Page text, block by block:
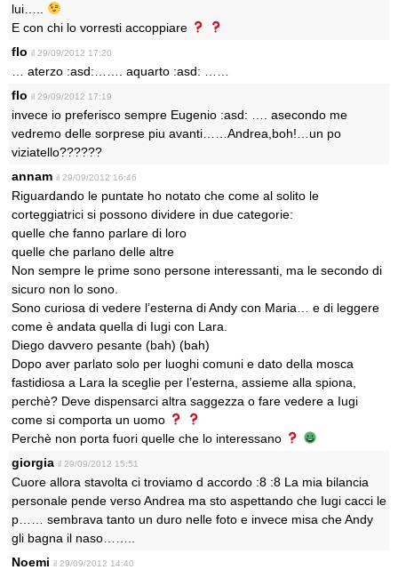
lui…..
E con chi lo vorresti accoppiare
flo il 29/09/2012 17:20
… aterzo :asd:……. aquarto :asd: ……
flo il 29/09/2012 17:19
invece io preferisco sempre Eugenio :asd: …. asecondo me
vedremo delle sorprese piu avanti……Andrea,boh!…un po
viziatello??????
annam il 29/09/2012 16:46
Riguardando le puntate ho notato che come al solito le
corteggiatrici si possono dividere in due categorie:
quelle che fanno parlare di loro
quelle che parlano delle altre
Non sempre le prime sono persone interessanti, ma le secondo di
sicuro non lo sono.
Sono curiosa di vedere l’esterna di Andy con Maria… e di leggere
come è andata quella di Iugi con Lara.
Diego davvero pesante (bah) (bah)
Dopo aver parlato solo per luoghi comuni e dato della mosca
fastidiosa a Lara la sceglie per l’esterna, assieme alla spiona,
perchè? Deve dispensarci altra saggezza o fare vedere a Iugi
come si comporta un uomo
Perchè non porta fuori quelle che lo interessano
giorgia il 29/09/2012 15:51
Cuore allora stavolta ci troviamo d accordo :8 :8 La mia bilancia
personale pende verso Andrea ma sto aspettando che Iugi cacci le
p…… sembrava tanto un duro nelle foto e invece misa che Andy
gli bagna il naso……..
Noemi il 29/09/2012 14:40